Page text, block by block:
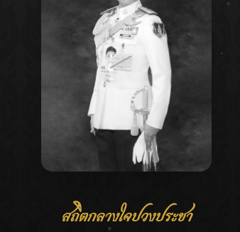
มชลฯ รับฟังประชาชน ติดตามแก้ปัญหาโครงการประตู
โลกนี้ ให้ใส่บาตรสิ่งนั้นไว้ตอนยังมีชีวิต”